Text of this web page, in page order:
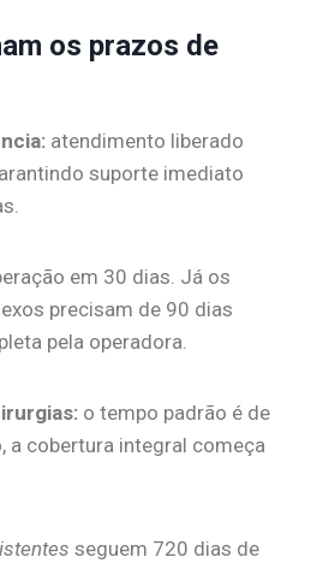
os prazos de
atendimento liberado
suporte imediato
em 30 dias. Já os
precisam de 90 dias
pela operadora.
o tempo padrão é de
a cobertura integral começa
seguem 720 dias de